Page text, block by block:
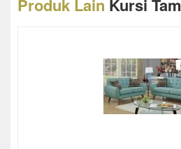
Produk Lain Kursi